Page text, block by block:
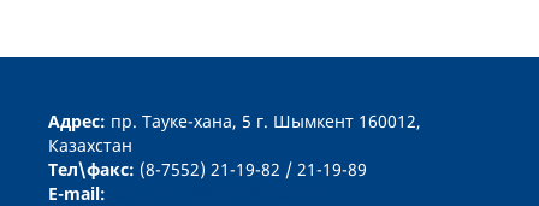
Aдрес: пр. Тауке-хана, 5 г. Шымкент 160012,
Казахстан
Тел\факс: (8-7552) 21-19-82 / 21-19-89
E-mail: